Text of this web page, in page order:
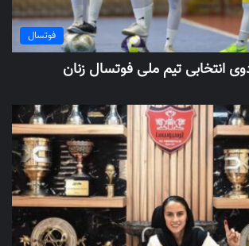
فوتسال
انتخابی تیم ملی فوتسال زنان